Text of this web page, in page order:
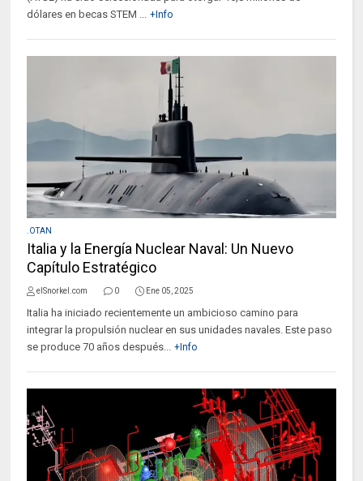
dólares en becas STEM ... +Info
.OTAN
Italia y la Energía Nuclear Naval: Un Nuevo
Capítulo Estratégico
elSnorkel.com 0 Ene 05, 2025
Italia ha iniciado recientemente un ambicioso camino para
integrar la propulsión nuclear en sus unidades navales. Este paso
se produce 70 años después... +Info